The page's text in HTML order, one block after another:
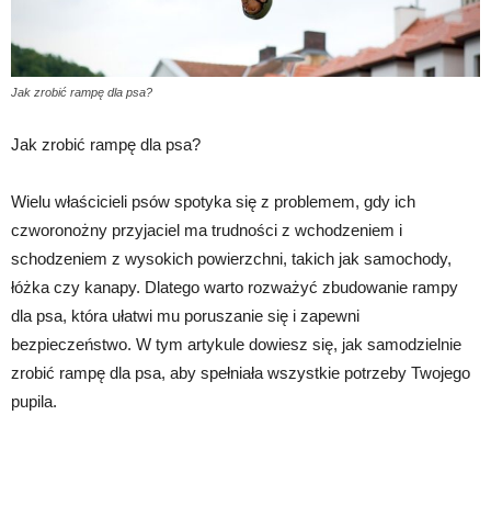
Jak zrobić rampę dla psa?
Jak zrobić rampę dla psa?
Wielu właścicieli psów spotyka się z problemem, gdy ich
czworonożny przyjaciel ma trudności z wchodzeniem i
schodzeniem z wysokich powierzchni, takich jak samochody,
łóżka czy kanapy. Dlatego warto rozważyć zbudowanie rampy
dla psa, która ułatwi mu poruszanie się i zapewni
bezpieczeństwo. W tym artykule dowiesz się, jak samodzielnie
zrobić rampę dla psa, aby spełniała wszystkie potrzeby Twojego
pupila.